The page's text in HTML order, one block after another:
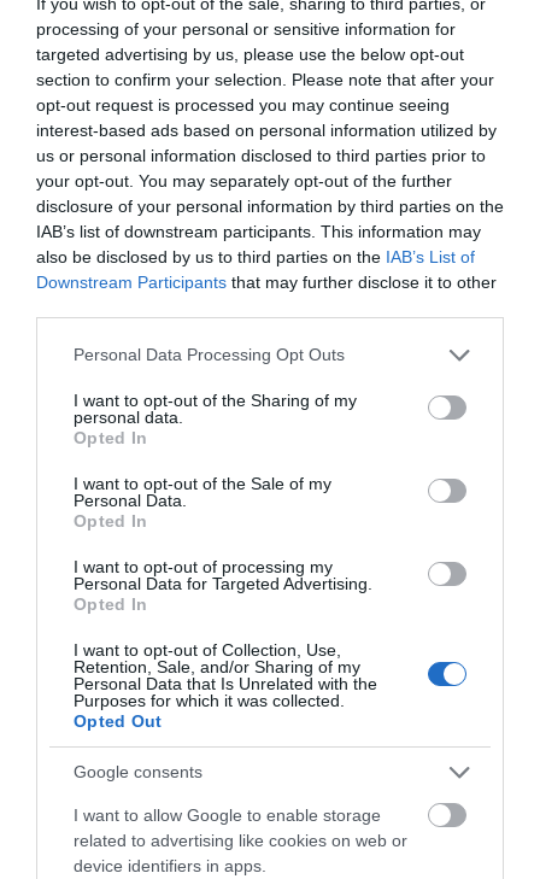
processing of your personal or sensitive information for
targeted advertising by us, please use the below opt-out
section to confirm your selection. Please note that after your
opt-out request is processed you may continue seeing
interest-based ads based on personal information utilized by
us or personal information disclosed to third parties prior to
your opt-out. You may separately opt-out of the further
disclosure of your personal information by third parties on the
IAB’s list of downstream participants. This information may
also be disclosed by us to third parties on the IAB’s List of
Downstream Participants that may further disclose it to other
Please note that this website/app uses one or more Google
not limited to your visit or usage behaviour. You may click to
grant or deny consent to Google and its third-party tags to
use your data for below specified purposes in below Google
consent section.
Personal Data Processing Opt Outs
I want to opt-out of the Sharing of my
personal data.
Opted In
I want to opt-out of the Sale of my
Personal Data.
Opted In
I want to opt-out of processing my
Personal Data for Targeted Advertising.
Opted In
I want to opt-out of Collection, Use,
Retention, Sale, and/or Sharing of my
Personal Data that Is Unrelated with the
Purposes for which it was collected.
Opted Out
Google consents
I want to allow Google to enable storage
related to advertising like cookies on web or
device identifiers in apps.
Δύσκολες οι επόμενες ώρες στην
Εύβοια: Δείτε τι ανακοινώθηκε –
Προσοχή
06.08.2026 | 08:00
Ενισχύεται το ΕΚΑΒ Μαντουδίου
με δύο ακόμη μόνιμους διασώστες
– Νέο ασθενοφόρο στον τομέα
05.08.2026 | 22:00
Κοριτσάκι βρέθηκε μόνο στους
25χρονο πατέρα του
Απάτη-σοκ στην Εύβοια: «Βγάλτε
Έχασε 9.500 ευρώ και κοσμήματα
05.08.2026 | 21:20
Σοκ σε επαρχιακό δρόμο: Οδηγός
κάνει τετραπλή προσπέραση
πάνω σε στροφή (βίντεο)
05.08.2026 | 21:00
Φωτιά σε λεωφορείο στην Εύβοια
05.08.2026 | 20:39
Η λειτουργία στα κλειδιά του
αυτοκινήτου που λίγοι οδηγοί
γνωρίζουν και είναι πολύ χρήσιμη
Μεταμόρφωση του
Σωτήρος: Η γιορτή που
θα θυμίζει πάντα την
καταστροφική φωτιά
στη Βόρεια Εύβοια
Στα «κάγκελα» οι
δάσκαλοι για τους
διορισμούς: «Η Εύβοια
δεν μπορεί να
παραμένει αόρατη»
Καλοκαίρι στην Εύβοια:
Πώς οι νέοι γέμισαν με
χωριό τους!
Χωρίς νερό σήμερα
Ποιες περιοχές θα
έχουν σήμερα (6/8)
διακοπή ρεύματος
στην Εύβοια